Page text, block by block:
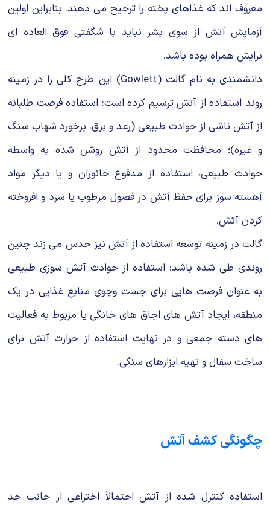
معروف اند که غذاهای پخته را ترجیح می دهند. بنابراین اولین
آزمایش آتش از سوی بشر نباید با شگفتی فوق العاده ای
برایش همراه بوده باشد.
دانشمندی به نام گالت (Gowlett) این طرح کلی را در زمینه
روند استفاده از آتش ترسیم کرده است: استفاده فرصت طلبانه
از آتش ناشی از حوادث طبیعی (رعد و برق، برخورد شهاب سنگ
و غیره)؛ محافظت محدود از آتش روشن شده به واسطه
حوادث طبیعی، استفاده از مدفوع جانوران و یا دیگر مواد
آهسته سوز برای حفظ آتش در فصول مرطوب یا سرد و افروخته
کردن آتش.
گالت در زمینه توسعه استفاده از آتش نیز حدس می زند چنین
روندی طی شده باشد: استفاده از حوادث آتش سوزی طبیعی
به عنوان فرصت هایی برای جست وجوی منابع غذایی در یک
منطقه، ایجاد آتش های اجاق های خانگی یا مربوط به فعالیت
های دسته جمعی و در نهایت استفاده از حرارت آتش برای
ساخت سفال و تهیه ابزارهای سنگی.
چگونگی کشف آتش
استفاده کنترل شده از آتش احتمالاً اختراعی از جانب جد